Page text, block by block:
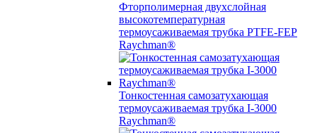
Фторполимерная двухслойная
высокотемпературная
термоусаживаемая трубка PTFE-FEP
Raychman®
Тонкостенная самозатухающая
термоусаживаемая трубка I-3000
Raychman®